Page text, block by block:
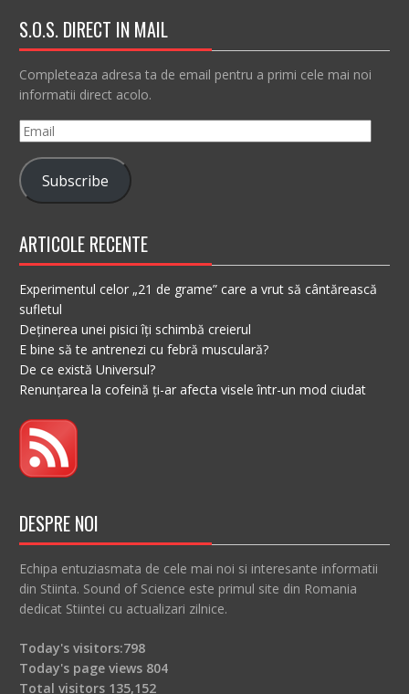
S.O.S. DIRECT IN MAIL
Completeaza adresa ta de email pentru a primi cele mai noi
informatii direct acolo.
Email
Subscribe
ARTICOLE RECENTE
Experimentul celor „21 de grame” care a vrut să cântărească
sufletul
Deținerea unei pisici îți schimbă creierul
E bine să te antrenezi cu febră musculară?
De ce există Universul?
Renunțarea la cofeină ți-ar afecta visele într-un mod ciudat
DESPRE NOI
Echipa entuziasmata de cele mai noi si interesante informatii
din Stiinta. Sound of Science este primul site din Romania
dedicat Stiintei cu actualizari zilnice.
Today's visitors:798
Today's page views 804
Total visitors 135,152